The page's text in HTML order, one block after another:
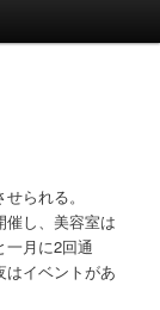
られる。
催し、美容室は
一月に2回通
はイベントがあ